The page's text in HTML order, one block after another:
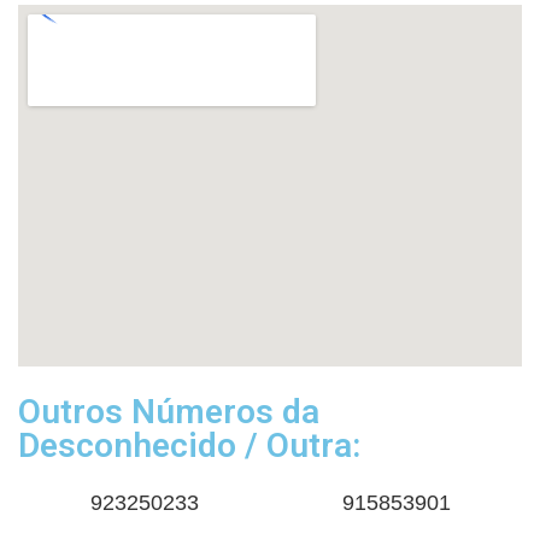
Outros Números da
Desconhecido / Outra:
923250233 915853901